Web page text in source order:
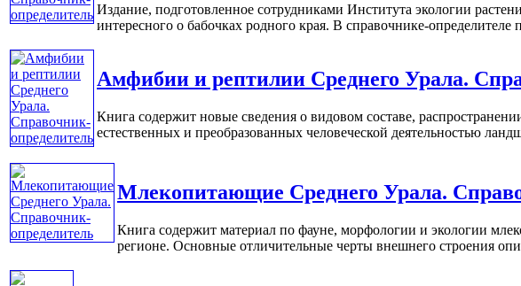
Издание, подготовленное сотрудниками Института экологии
интересного о бабочках родного края. В справочнике-определителе
Амфибии и рептилии Среднего Урала.
Книга содержит новые сведения о видовом составе,
естественных и преобразованных человеческой деятельностью
Млекопитающие Среднего Урала.
Книга содержит материал по фауне, морфологии и экологии
регионе. Основные отличительные черты внешнего строения